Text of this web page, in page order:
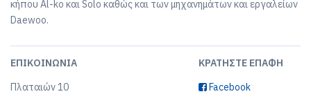
κήπου Al-ko και Solo καθώς και των μηχανημάτων και εργαλείων
Daewoo.
ΕΠΙΚΟΙΝΩΝΊΑ
Πλαταιών 10
ΚΡΑΤΉΣΤΕ ΕΠΑΦΉ
Facebook